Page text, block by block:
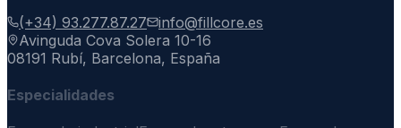
(+34) 93.277.87.27
info@fillcore.es
Avinguda Cova Solera 10-16
08191 Rubí, Barcelona, España
Especialidades